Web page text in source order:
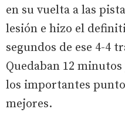
en su vuelta a las
lesión e hizo el
segundos de ese 4-4
Quedaban 12
los importantes
mejores.